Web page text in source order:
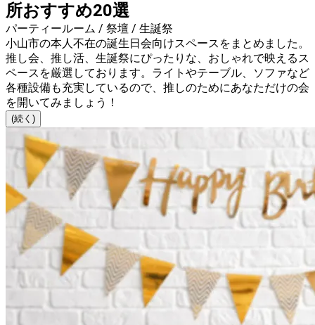
所おすすめ20選
パーティールーム / 祭壇 / 生誕祭
小山市の本人不在の誕生日会向けスペースをまとめました。
推し会、推し活、生誕祭にぴったりな、おしゃれで映えるス
ペースを厳選しております。ライトやテーブル、ソファなど
各種設備も充実しているので、推しのためにあなただけの会
を開いてみましょう！
(続く)